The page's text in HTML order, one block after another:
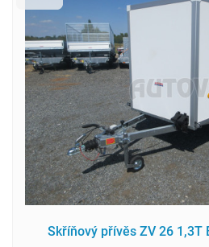
Skříňový přívěs ZV 26 1,3T